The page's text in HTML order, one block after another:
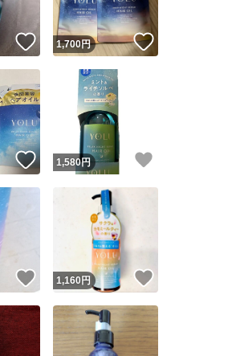
いいね！
1,700円
いいね！
1,580円
いいね！
1,160 円